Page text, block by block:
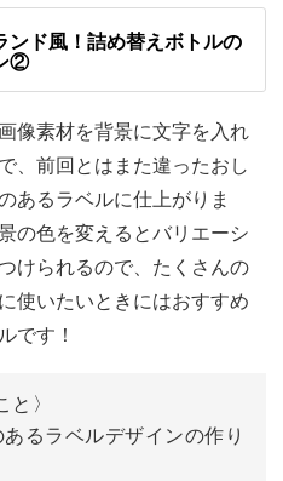
イン 01:39
る 03:11
06:00
ォント 08:26
ンド風！詰め替えボトルの
②
像素材を背景に文字を入れ
、前回とはまた違ったおし
あるラベルに仕上がりま
の色を変えるとバリエーシ
けられるので、たくさんの
使いたいときにはおすすめ
です！
〉
るラベルデザインの作り